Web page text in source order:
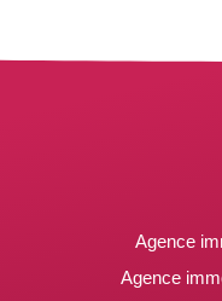
Agence
Agence